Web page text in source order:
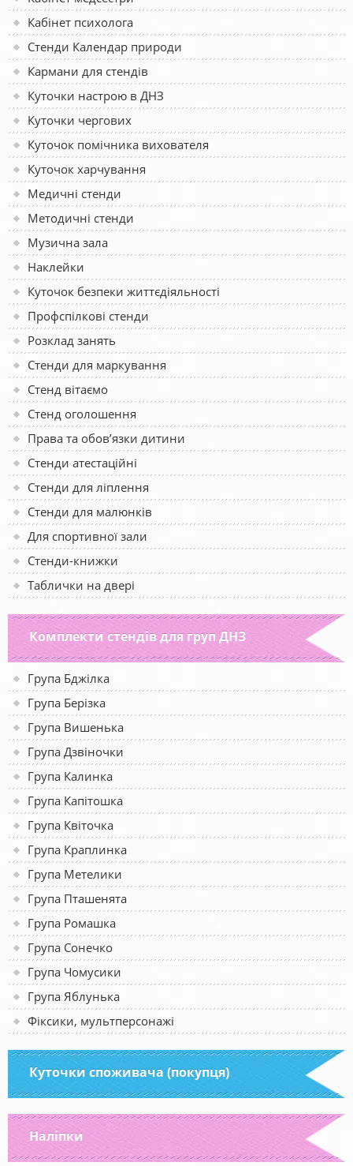
Кабінет психолога
Стенди Календар природи
Кармани для стендів
Куточки настрою в ДНЗ
Куточки чергових
Куточок помічника вихователя
Куточок харчування
Медичні стенди
Методичні стенди
Музична зала
Наклейки
Куточок безпеки життєдіяльності
Профспілкові стенди
Розклад занять
Стенди для маркування
Стенд вітаємо
Стенд оголошення
Права та обов’язки дитини
Стенди атестаційні
Стенди для ліплення
Стенди для малюнків
Для спортивної зали
Стенди-книжки
Таблички на двері
Комплекти стендів для груп ДНЗ
Група Бджілка
Група Берізка
Група Вишенька
Група Дзвіночки
Група Калинка
Група Капітошка
Група Квіточка
Група Краплинка
Група Метелики
Група Пташенята
Група Ромашка
Група Сонечко
Група Чомусики
Група Яблунька
Фіксики, мультперсонажі
Куточки споживача (покупця)
Наліпки